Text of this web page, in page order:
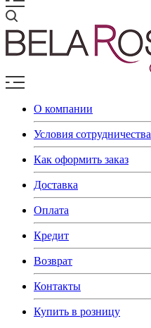
О компании
Условия сотрудничества
Как оформить заказ
Доставка
Оплата
Кредит
Возврат
Контакты
Купить в розницу